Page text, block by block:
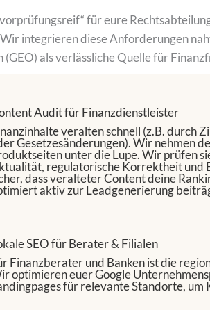
für eure
integrieren diese Anforderungen
als verlässliche Quelle für
Audit für Finanzdienstleister
veralten schnell (z.B. durch
Gesetzesänderungen). Wir nehmen
unter die Lupe. Wir prüfen
regulatorische Korrektheit und
dass veralteter Content deine
aktiv zur Leadgenerierung
SEO für Berater & Filialen
Finanzberater und Banken ist die
optimieren euer Google
für relevante Standorte, um